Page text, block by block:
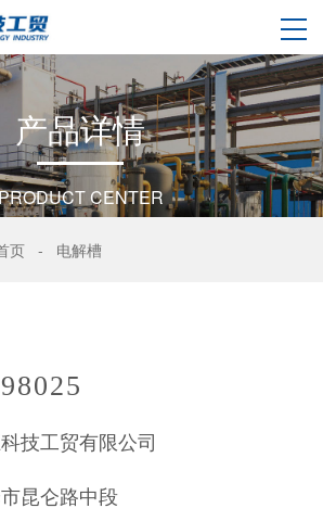
产品详情
CENTER
页 - 电解槽
技工贸有限公司
昆仑路中段